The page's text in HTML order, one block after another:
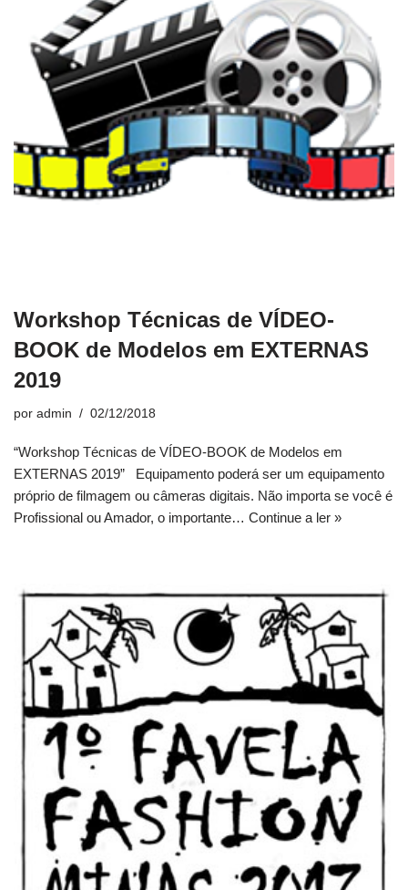
Workshop Técnicas de VÍDEO-
BOOK de Modelos em EXTERNAS
2019
por admin 02/12/2018
“Workshop Técnicas de VÍDEO-BOOK de Modelos em
EXTERNAS 2019” Equipamento poderá ser um equipamento
próprio de filmagem ou câmeras digitais. Não importa se você é
Profissional ou Amador, o importante… Continue a ler »